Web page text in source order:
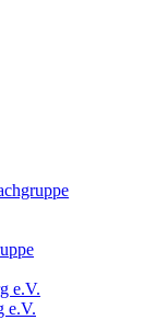
e.V.
e.V.